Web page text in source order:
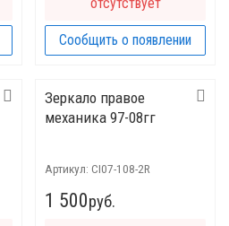
Сообщить о появлении
Зеркало правое
механика 97-08гг
Артикул: CI07-108-2R
1 500руб.